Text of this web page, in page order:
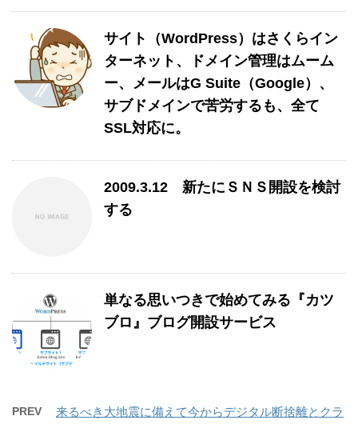
サイト（WordPress）はさくらイン
ターネット、ドメイン管理はムーム
ー、メールはG Suite（Google）、
サブドメインで苦労するも、全て
SSL対応に。
2009.3.12 新たにＳＮＳ開設を検討
する
単なる思いつきで始めてみる『カツ
ブロ』ブログ開設サービス
PREV
来るべき大地震に備えて今からデジタル断捨離とクラ